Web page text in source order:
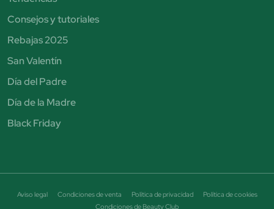
Consejos y tutoriales
Rebajas 2025
San Valentín
Día del Padre
Día de la Madre
Black Friday
Aviso legal Condiciones de venta Política de privacidad
Política de cookies
Condiciones de Beauty Club